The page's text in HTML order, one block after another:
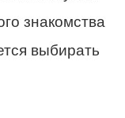
знакомства
выбирать